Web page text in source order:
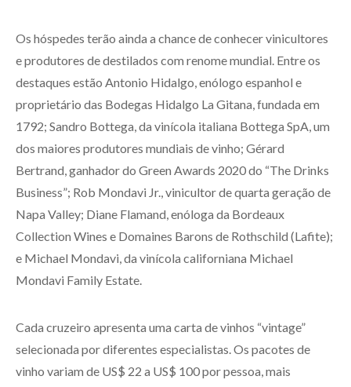
Os hóspedes terão ainda a chance de conhecer vinicultores
e produtores de destilados com renome mundial. Entre os
destaques estão Antonio Hidalgo, enólogo espanhol e
proprietário das Bodegas Hidalgo La Gitana, fundada em
1792; Sandro Bottega, da vinícola italiana Bottega SpA, um
dos maiores produtores mundiais de vinho; Gérard
Bertrand, ganhador do Green Awards 2020 do “The Drinks
Business”; Rob Mondavi Jr., vinicultor de quarta geração de
Napa Valley; Diane Flamand, enóloga da Bordeaux
Collection Wines e Domaines Barons de Rothschild (Lafite);
e Michael Mondavi, da vinícola californiana Michael
Mondavi Family Estate.
Cada cruzeiro apresenta uma carta de vinhos “vintage”
selecionada por diferentes especialistas. Os pacotes de
vinho variam de US$ 22 a US$ 100 por pessoa, mais